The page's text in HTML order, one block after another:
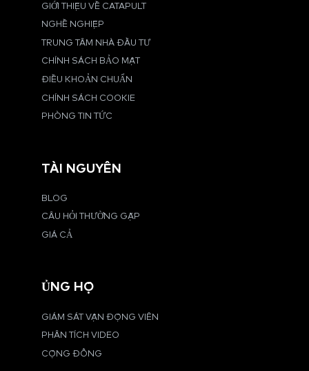
GIỚI THIỆU VỀ CATAPULT
NGHỀ NGHIỆP
TRUNG TÂM NHÀ ĐẦU TƯ
CHÍNH SÁCH BẢO MẬT
ĐIỀU KHOẢN CHUẨN
CHÍNH SÁCH COOKIE
PHÒNG TIN TỨC
TÀI NGUYÊN
BLOG
CÂU HỎI THƯỜNG GẶP
GIÁ CẢ
ỦNG HỘ
GIÁM SÁT VẬN ĐỘNG VIÊN
PHÂN TÍCH VIDEO
CỘNG ĐỒNG